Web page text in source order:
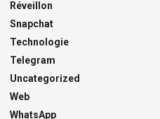
Réveillon
Snapchat
Technologie
Telegram
Uncategorized
Web
WhatsApp